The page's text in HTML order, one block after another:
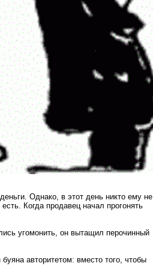
Однако, в этот день никто ему не
Когда продавец начал прогонять
угомонить, он вытащил перочинный
авторитетом: вместо того, чтобы